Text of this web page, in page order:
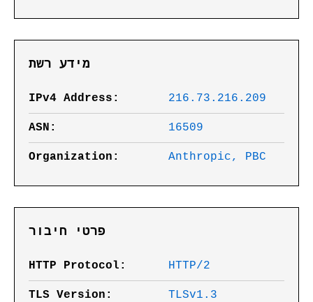
מידע רשת
IPv4 Address: 216.73.216.209
ASN: 16509
Organization: Anthropic, PBC
פרטי חיבור
HTTP Protocol: HTTP/2
TLS Version: TLSv1.3